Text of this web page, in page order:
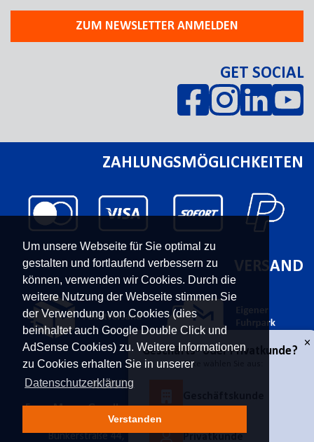
Um unsere Webseite für Sie optimal zu
gestalten und fortlaufend verbessern zu
können, verwenden wir Cookies. Durch die
weitere Nutzung der Webseite stimmen Sie
der Verwendung von Cookies (dies
beinhaltet auch Google Double Click und
AdSense Cookies) zu. Weitere Informationen
zu Cookies erhalten Sie in unserer
Datenschutzerklärung
Verstanden
ZUM NEWSLETTER ANMELDEN
GET SOCIAL
ZAHLUNGSMÖGLICHKEITEN
VERSAND
KONTAKT
Franz Moser Gesellschaft
m.b.H
Bünkerstraße 44,9800